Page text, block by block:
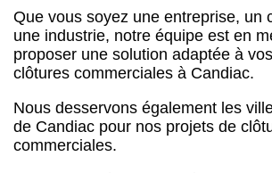
Que vous soyez une entreprise, un
une industrie, notre équipe est en
proposer une solution adaptée à
clôtures commerciales à Candiac.
Nous desservons également les
de Candiac pour nos projets de
commerciales.